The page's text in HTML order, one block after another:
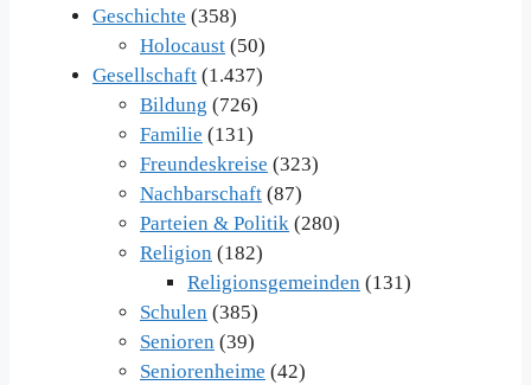
Geschichte (358)
Holocaust (50)
Gesellschaft (1.437)
Bildung (726)
Familie (131)
Freundeskreise (323)
Nachbarschaft (87)
Parteien & Politik (280)
Religion (182)
Religionsgemeinden (131)
Schulen (385)
Senioren (39)
Seniorenheime (42)